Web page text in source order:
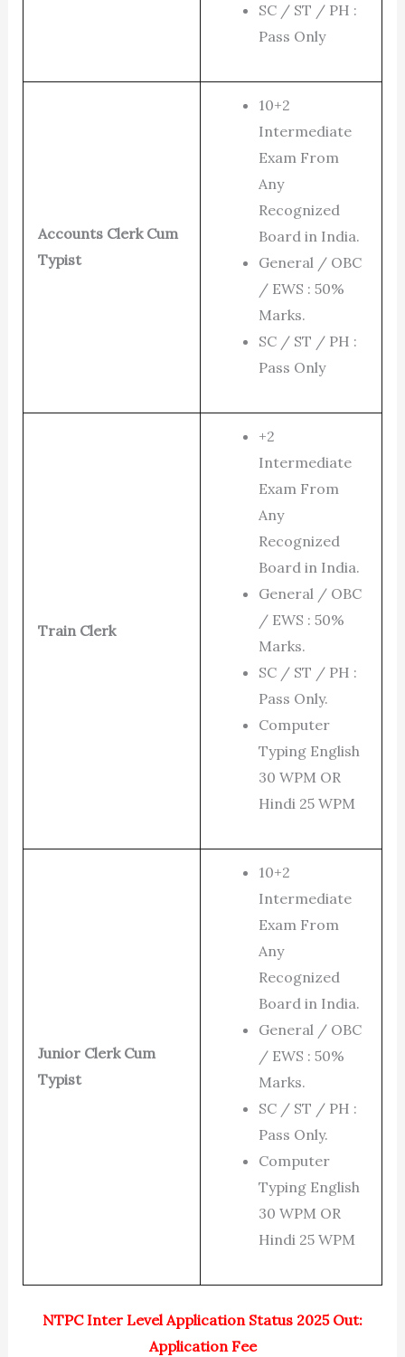
SC / ST / PH :
Pass Only
Accounts Clerk Cum
Typist
10+2
Intermediate
Exam From
Any
Recognized
Board in India.
General / OBC
/ EWS : 50%
Marks.
SC / ST / PH :
Pass Only
Train Clerk
+2
Intermediate
Exam From
Any
Recognized
Board in India.
General / OBC
/ EWS : 50%
Marks.
SC / ST / PH :
Pass Only.
Computer
Typing English
30 WPM OR
Hindi 25 WPM
Junior Clerk Cum
Typist
10+2
Intermediate
Exam From
Any
Recognized
Board in India.
General / OBC
/ EWS : 50%
Marks.
SC / ST / PH :
Pass Only.
Computer
Typing English
30 WPM OR
Hindi 25 WPM
NTPC Inter Level Application Status 2025 Out:
Application Fee